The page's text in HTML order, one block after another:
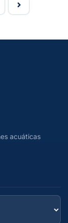
acuáticas